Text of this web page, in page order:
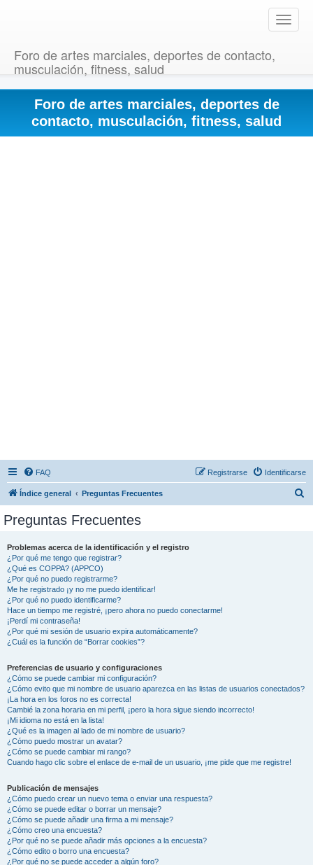
T
o
e
v
Foro de artes marciales, deportes de contacto,
musculación, fitness, salud
Foro de artes marciales, deportes de
contacto, musculación, fitness, salud
FAQ Identificarse
Registrarse
Índice general Preguntas Frecuentes
Preguntas Frecuentes
Problemas acerca de la identificación y el registro
¿Por qué me tengo que registrar?
¿Qué es COPPA? (APPCO)
¿Por qué no puedo registrarme?
Me he registrado ¡y no me puedo identificar!
¿Por qué no puedo identificarme?
Hace un tiempo me registré, ¡pero ahora no puedo conectarme!
¡Perdí mi contraseña!
¿Por qué mi sesión de usuario expira automáticamente?
¿Cuál es la función de “Borrar cookies”?
Preferencias de usuario y configuraciones
¿Cómo se puede cambiar mi configuración?
¿Cómo evito que mi nombre de usuario aparezca en las listas de usuarios conectados?
¡La hora en los foros no es correcta!
Cambié la zona horaria en mi perfil, ¡pero la hora sigue siendo incorrecto!
¡Mi idioma no está en la lista!
¿Qué es la imagen al lado de mi nombre de usuario?
¿Cómo puedo mostrar un avatar?
¿Cómo se puede cambiar mi rango?
Cuando hago clic sobre el enlace de e-mail de un usuario, ¡me pide que me registre!
Publicación de mensajes
¿Cómo puedo crear un nuevo tema o enviar una respuesta?
¿Cómo se puede editar o borrar un mensaje?
¿Cómo se puede añadir una firma a mi mensaje?
¿Cómo creo una encuesta?
¿Por qué no se puede añadir más opciones a la encuesta?
¿Cómo edito o borro una encuesta?
¿Por qué no se puede acceder a algún foro?